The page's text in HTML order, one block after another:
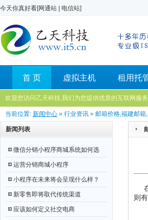
今天你真好看[网通站 电信站]
首 页 虚拟主机 租用托
欢迎您访问乙天科技,我们为您提供优质的互联网服
当前位置: 新闻中心 » 行业资讯 » 邮箱价格,福建邮
新闻列表
微信分销小程序商城系统如何选
运营分销商城小程序
小程序在未来将会呈现什么样？
新零售即将取代传统渠道
应该如何定义社交电商
则
新